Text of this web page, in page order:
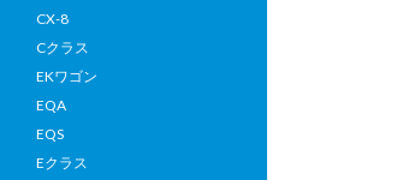
CX-8
Cクラス
EKワゴン
EQA
EQS
Eクラス